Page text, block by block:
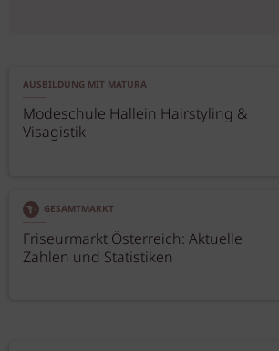
AUSBILDUNG MIT MATURA
Modeschule Hallein Hairstyling &
Visagistik
GESAMTMARKT
Friseurmarkt Österreich: Aktuelle
Zahlen und Statistiken